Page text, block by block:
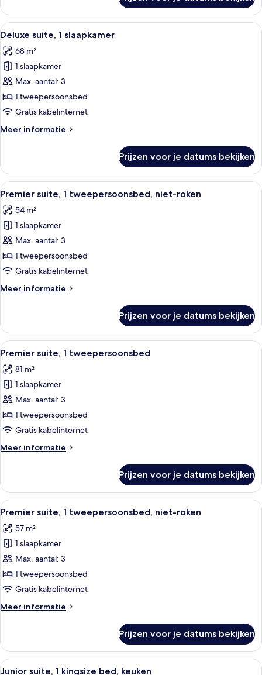
suite,
slaapkamer
Alle
foto's
voor
Deluxe
suite,
1
slaapkamer
Hotelkamer met een groot bed,
5
Deluxe suite, 1 slaapkamer
68 m²
1 slaapkamer
Max. aantal: 3
1 tweepersoonsbed
Gratis kabelinternet
Meer informatie
Meer
suite,
slaapkamer
Prijzen voor je datums bekijken
Alle
foto's
voor
Premier
suite,
1
tweepersoonsbed,
roken
Hotelkamer met een bed, een
7
Premier suite, 1 tweepersoonsbed, niet-roken
54 m²
1 slaapkamer
Max. aantal: 3
1 tweepersoonsbed
Gratis kabelinternet
Meer informatie
Meer
suite,
tweepersoonsbed,
roken
Prijzen voor je datums bekijken
Alle
foto's
voor
Premier
suite,
1
tweepersoonsbed
Een hotelkamer met een houten
9
Premier suite, 1 tweepersoonsbed
81 m²
1 slaapkamer
Max. aantal: 3
1 tweepersoonsbed
Gratis kabelinternet
Meer informatie
Meer
suite,
tweepersoonsbed
Prijzen voor je datums bekijken
Alle
foto's
voor
Premier
suite,
1
tweepersoonsbed,
roken
Een hotelkamer met een groot bed,
9
Premier suite, 1 tweepersoonsbed, niet-roken
57 m²
1 slaapkamer
Max. aantal: 3
1 tweepersoonsbed
Gratis kabelinternet
Meer informatie
Meer
suite,
tweepersoonsbed,
Prijzen voor je datums bekijken
Alle
Een moderne woonkamer met een
9
Junior suite, 1 kingsize bed, keuken